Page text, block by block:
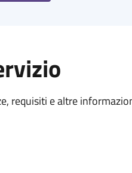
requisiti e altre